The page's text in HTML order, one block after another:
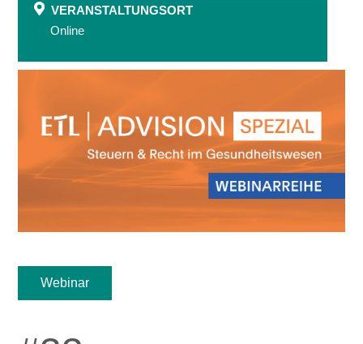
VERANSTALTUNGSORT
Online
Webinar